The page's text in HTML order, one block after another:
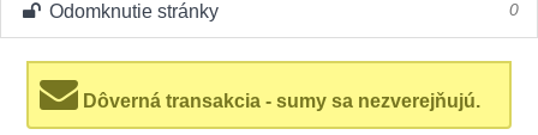
Odomknutie stránky 0
Dôverná transakcia - sumy sa nezverejňujú.